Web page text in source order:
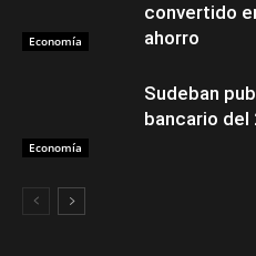
Economía
convertido
ahorro
Economía
Sudeban
bancario del